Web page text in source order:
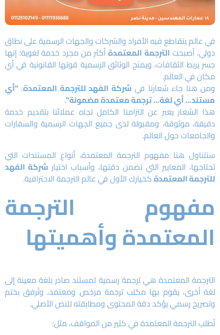
في عالم يتقاطع فيه الأفراد والشركات والجهات الرسمية على نطاق
دولي، أصبحت الترجمة المعتمدةأكثر من مجرد خدمة لغوية؛ إنها
جسر يربط الثقافات، ويمنح الوثائق الرسمية قوتها القانونية في أي
مكان في العالم.
ومن هنا جاء شعارنا في شركة الفهد للترجمة المعتمدة: “أي
مستند… أي لغة… ترجمة معتمدة مضمونة”.
هذا الشعار يعبر عن التزامنا الكامل تجاه عملائنا بتقديم خدمة
دقيقة، موثوقة، ومقبولة لدى جميع الجهات الرسمية والسفارات
والجامعات حول العالم.
سنتناول هنا مفهوم الترجمة المعتمدة، أنواع المستندات التي
تحتاجها، المعايير التي تضمن دقتها، وأسباب اختيار شركة الفهد
للترجمة المعتمدةكخيارك الأول في عالم الترجمة الاحترافية.
مفهوم الترجمة
المعتمدة وأهميتها
الترجمة المعتمدة هي ترجمة رسمية لمستند صادر بلغة معينة إلى
لغة أخرى، يقوم بها مكتب ترجمة مرخص ومعتمد، وتُرفق بختم
وتصريح رسمي يؤكد دقة المحتوى ومطابقته للنص الأصلي.
تُطلب الترجمة المعتمدة في كثير من المواقف، مثل: